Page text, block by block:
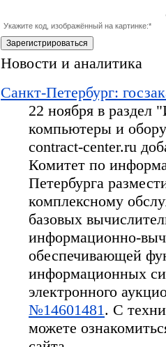
Укажите код, изображённый на картинке:*
Новости и аналитика
Санкт-Петербург:
22 ноября в раздел
компьютеры и
contract-center.ru
Комитет по
Петербурга
комплексному
базовых
информационно-
обеспечивающей
информационных
электронного
№14601481. С
можете